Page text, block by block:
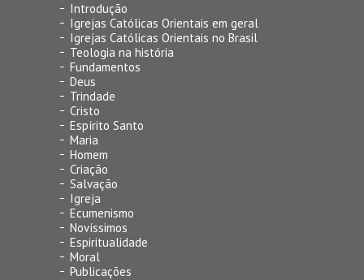
Introdução
Igrejas Católicas Orientais em geral
Igrejas Católicas Orientais no Brasil
Teologia na história
Fundamentos
Deus
Trindade
Cristo
Espírito Santo
Maria
Homem
Criação
Salvação
Igreja
Ecumenismo
Novíssimos
Espiritualidade
Moral
Publicações